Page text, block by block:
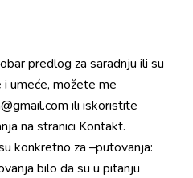
predlog za saradnju ili su
umeće, možete me
ili iskoristite
na stranici Kontakt.
konkretno za –putovanja:
bilo da su u pitanju